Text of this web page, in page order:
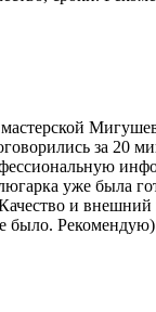
за 20
уже была
и
было.